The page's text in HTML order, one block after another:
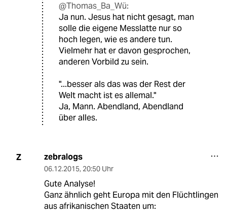
@Thomas_Ba_Wü:
Ja nun. Jesus hat nicht gesagt, man
solle die eigene Messlatte nur so
hoch legen, wie es andere tun.
Vielmehr hat er davon gesprochen,
anderen Vorbild zu sein.
"...besser als das was der Rest der
Welt macht ist es allemal."
Ja, Mann. Abendland, Abendland
über alles.
Z zebralogs
06.12.2015, 20:50 Uhr
Gute Analyse!
Ganz ähnlich geht Europa mit den Flüchtlingen
aus afrikanischen Staaten um: